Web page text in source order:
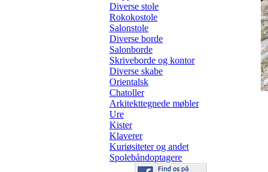
Diverse stole
Rokokostole
Salonstole
Diverse borde
Salonborde
Skriveborde og kontor
Diverse skabe
Orientalsk
Chatoller
Arkitekttegnede møbler
Ure
Kister
Klaverer
Kuriøsiteter og andet
Spolebåndoptagere